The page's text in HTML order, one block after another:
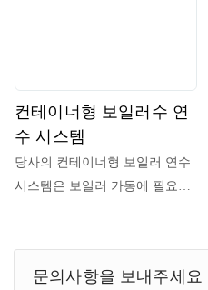
문의사항을 보내주세요
컨테이너형 보일러수 연
수 시스템
당사의 컨테이너형 보일러 연수
시스템은 보일러 가동에 필요한
솔루션입니다. 이 시스템은 원수
에서 경도를 유발하는 이온(칼